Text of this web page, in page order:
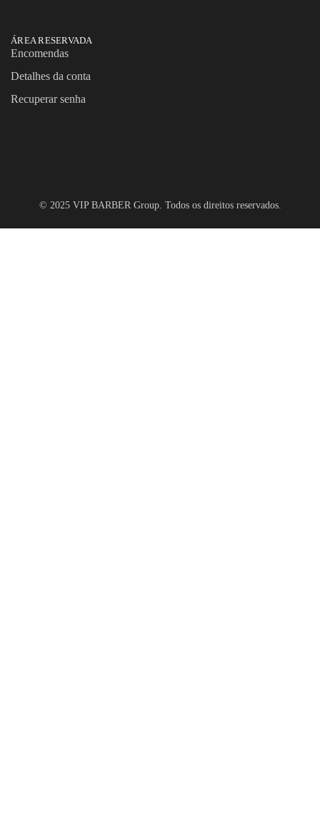
ÁREA RESERVADA
Encomendas
Detalhes da conta
Recuperar senha
© 2025 VIP BARBER Group. Todos os direitos reservados.